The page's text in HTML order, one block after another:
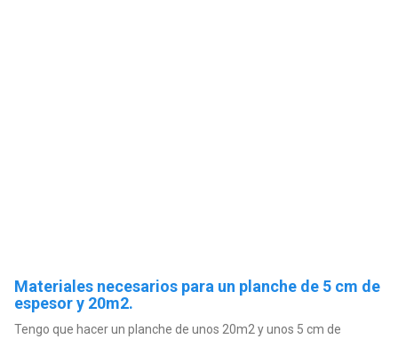
Materiales necesarios para un planche de 5 cm de
espesor y 20m2.
Tengo que hacer un planche de unos 20m2 y unos 5 cm de